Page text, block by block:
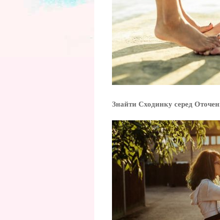
Знайти Сходинку серед